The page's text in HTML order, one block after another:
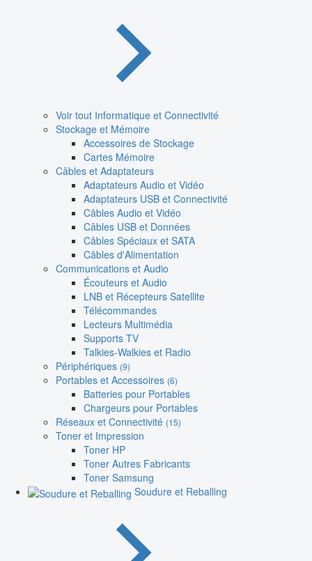
Voir tout Informatique et Connectivité
Stockage et Mémoire
Accessoires de Stockage
Cartes Mémoire
Câbles et Adaptateurs
Adaptateurs Audio et Vidéo
Adaptateurs USB et Connectivité
Câbles Audio et Vidéo
Câbles USB et Données
Câbles Spéciaux et SATA
Câbles d'Alimentation
Communications et Audio
Écouteurs et Audio
LNB et Récepteurs Satellite
Télécommandes
Lecteurs Multimédia
Supports TV
Talkies-Walkies et Radio
Périphériques (9)
Portables et Accessoires (6)
Batteries pour Portables
Chargeurs pour Portables
Réseaux et Connectivité (15)
Toner et Impression
Toner HP
Toner Autres Fabricants
Toner Samsung
Soudure et Reballing